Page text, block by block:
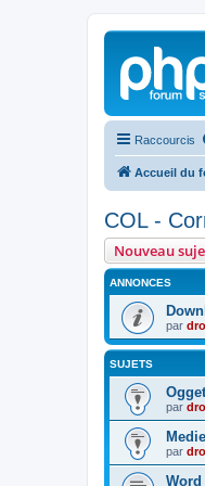
Raccourcis
Accueil du
COL -
Nouveau
ANNONCES
par
SUJETS
par
par
Word